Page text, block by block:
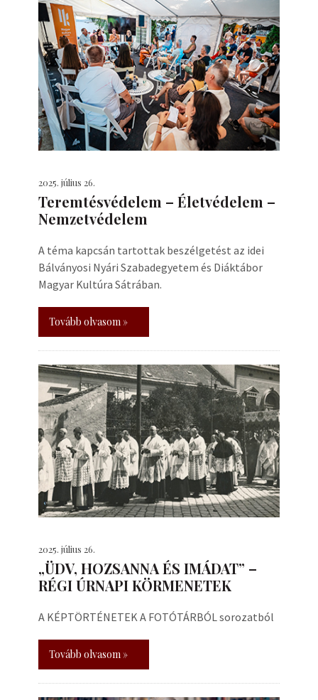
2025. július 26.
Teremtésvédelem – Életvédelem –
Nemzetvédelem
A téma kapcsán tartottak beszélgetést az idei
Bálványosi Nyári Szabadegyetem és Diáktábor
Magyar Kultúra Sátrában.
Tovább olvasom »
2025. július 26.
„ÜDV, HOZSANNA ÉS IMÁDAT” –
RÉGI ÚRNAPI KÖRMENETEK
A KÉPTÖRTÉNETEK A FOTÓTÁRBÓL sorozatból
Tovább olvasom »